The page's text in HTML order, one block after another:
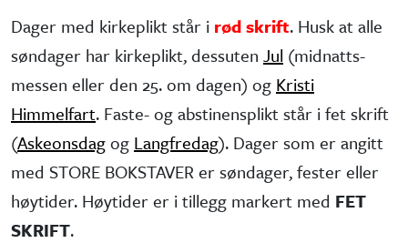
Dager med kirkeplikt står i rød skrift. Husk at alle
søndager har kirke­plikt, dessuten Jul (midnatts­
messen eller den 25. om dagen) og Kristi
Himmelfart. Faste- og abstinens­plikt står i fet skrift
(Askeonsdagog Langfredag). Dager som er angitt
med STORE BOKSTAVER er søndager, fester eller
høytider. Høytider er i tillegg markert med FET
SKRIFT.